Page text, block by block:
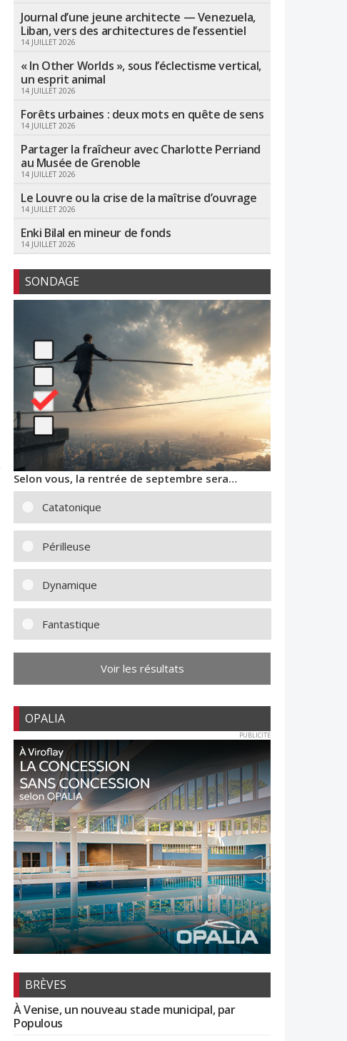
Journal d’une jeune architecte — Venezuela,
Liban, vers des architectures de l’essentiel
14 JUILLET 2026
« In Other Worlds », sous l’éclectisme vertical,
un esprit animal
14 JUILLET 2026
Forêts urbaines : deux mots en quête de sens
14 JUILLET 2026
Partager la fraîcheur avec Charlotte Perriand
au Musée de Grenoble
14 JUILLET 2026
Le Louvre ou la crise de la maîtrise d’ouvrage
14 JUILLET 2026
Enki Bilal en mineur de fonds
14 JUILLET 2026
SONDAGE
Selon vous, la rentrée de septembre sera…
Catatonique
Périlleuse
Dynamique
Fantastique
Voir les résultats
OPALIA
PUBLICITE
BRÈVES
À Venise, un nouveau stade municipal, par
Populous